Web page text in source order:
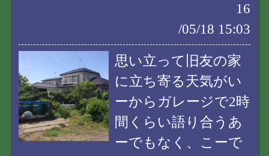
16
/05/18 15:03
思い立って旧友の家
に立ち寄る天気がい
ーからガレージで2時
間くらい語り合うあ
ーでもなく、こーで